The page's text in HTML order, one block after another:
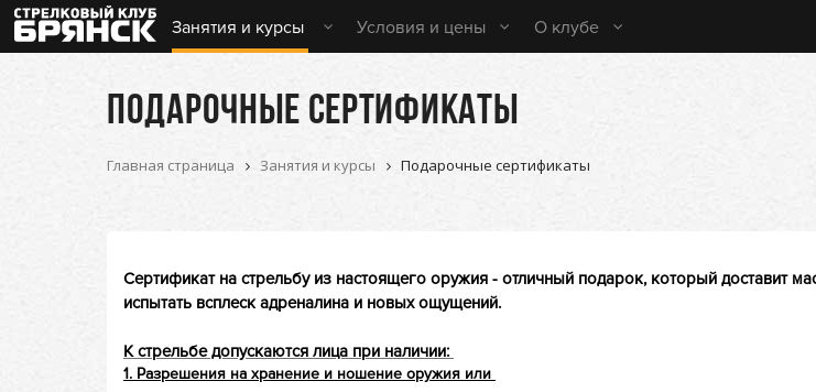
Занятия и курсы Условия и цены О клубе
ПОДАРОЧНЫЕ СЕРТИФИКАТЫ
Главная страница Занятия и курсы Подарочные сертификаты
Сертификат на стрельбу из настоящего оружия - отличный подарок, который доставит
испытать всплеск адреналина и новых ощущений.
К стрельбе допускаются лица при наличии:
1. Разрешения на хранение и ношение оружия или